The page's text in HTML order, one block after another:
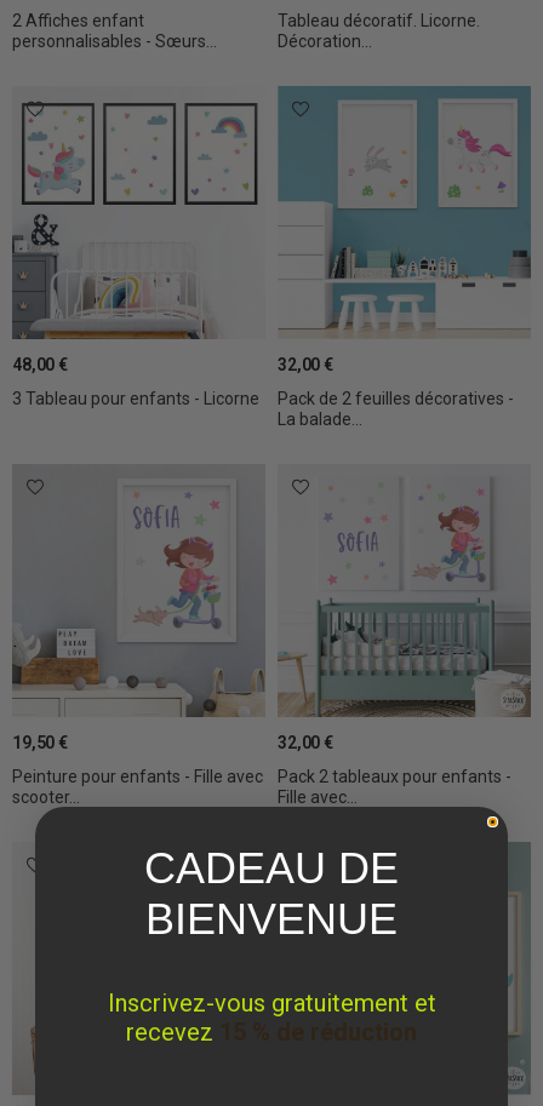
2 Affiches enfant
personnalisables - Sœurs...
Tableau décoratif. Licorne.
Décoration...
3 Tableau pour enfants - Licorne
48,00 €
Pack de 2 feuilles décoratives -
La balade...
32,00 €
Peinture pour enfants - Fille avec
scooter...
19,50 €
Pack 2 tableaux pour enfants -
Fille avec...
32,00 €
CADEAU DE
BIENVENUE
Inscrivez-vous gratuitement et
recevez